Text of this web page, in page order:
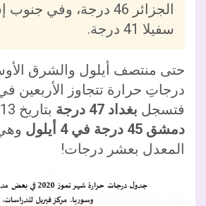
الجزائر 46 درجة، وفي
سفيلا 41 درجة.
حتى منتصف أيلول والشرق
درجاتِ حرارة تتجاوز الأربعين
فتسجل بغداد 47 درجة
بتاريخ 13 أيلول، وتسجل
دمشق 45 درجة في 4 أيلول
المعدل بعشر درجات!